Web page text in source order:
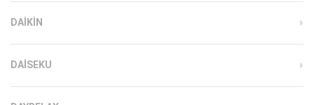
DAIKIN
DAISEKU